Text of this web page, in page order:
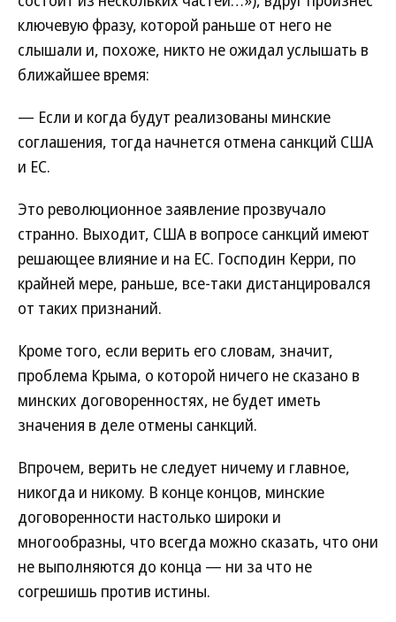
ключевую фразу, которой раньше от него не
слышали и, похоже, никто не ожидал услышать в
ближайшее время:
— Если и когда будут реализованы минские
соглашения, тогда начнется отмена санкций США
и ЕС.
Это революционное заявление прозвучало
странно. Выходит, США в вопросе санкций имеют
решающее влияние и на ЕС. Господин Керри, по
крайней мере, раньше, все-таки дистанцировался
от таких признаний.
Кроме того, если верить его словам, значит,
проблема Крыма, о которой ничего не сказано в
минских договоренностях, не будет иметь
значения в деле отмены санкций.
Впрочем, верить не следует ничему и главное,
никогда и никому. В конце концов, минские
договоренности настолько широки и
многообразны, что всегда можно сказать, что они
не выполняются до конца — ни за что не
согрешишь против истины.